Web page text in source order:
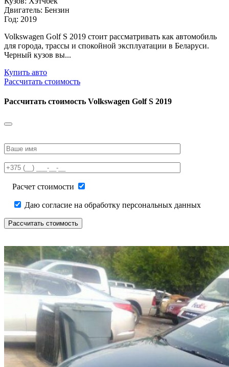
Двигатель: Бензин
Год: 2019
Volkswagen Golf S 2019 стоит рассматривать как автомобиль
для города, трассы и спокойной эксплуатации в Беларуси.
Черный кузов вы...
Купить авто
Рассчитать стоимость
Рассчитать стоимость Volkswagen Golf S 2019
leave
field
empty.
Расчет стоимости
Даю согласие на обработку персональных данных